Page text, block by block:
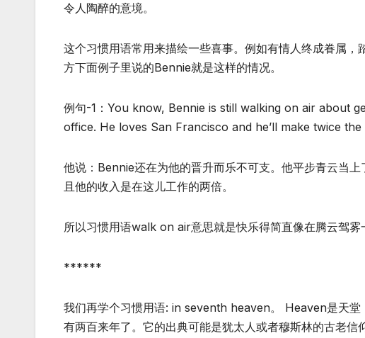
令人陶醉的意境。
这个习惯用语常用来描绘一些喜事。例如有情人终成眷属
方下面例子里说的Bennie就是这样的情况。
例句-1：You know, Bennie is still walking on air about
office. He loves San Francisco and he’ll make twice
他说：Bennie还在为他的晋升而乐不可支。他平步青云当
且他的收入是在这儿工作的两倍。
所以习惯用语walk on air意思就是快乐得简直像在腾云驾雾
******
我们再学个习惯用语: in seventh heaven。 Heaven是天
有两百来年了。它的出典可能是犹太人或者穆斯林的古老